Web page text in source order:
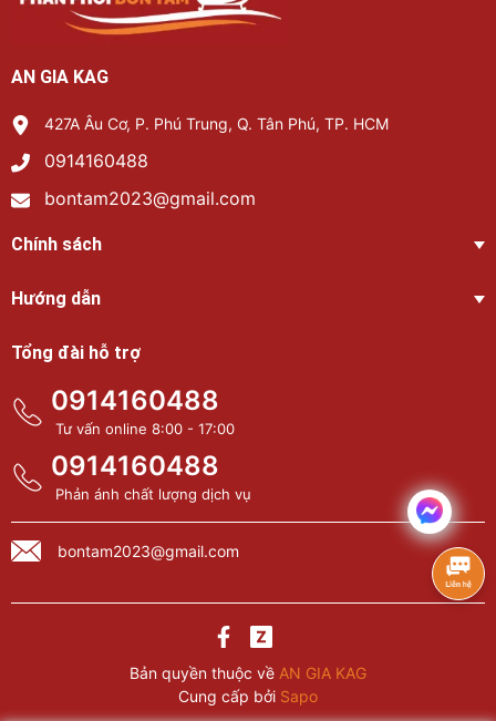
AN GIA KAG
427A Âu Cơ, P. Phú Trung, Q. Tân Phú, TP. HCM
0914160488
bontam2023@gmail.com
Chính sách
Hướng dẫn
Tổng đài hỗ trợ
0914160488
Tư vấn online 8:00 - 17:00
0914160488
Phản ánh chất lượng dịch vụ
bontam2023@gmail.com
Bản quyền thuộc về AN GIA KAG
Cung cấp bởi Sapo